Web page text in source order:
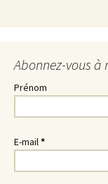
Abonnez-vous
Prénom
E-mail*